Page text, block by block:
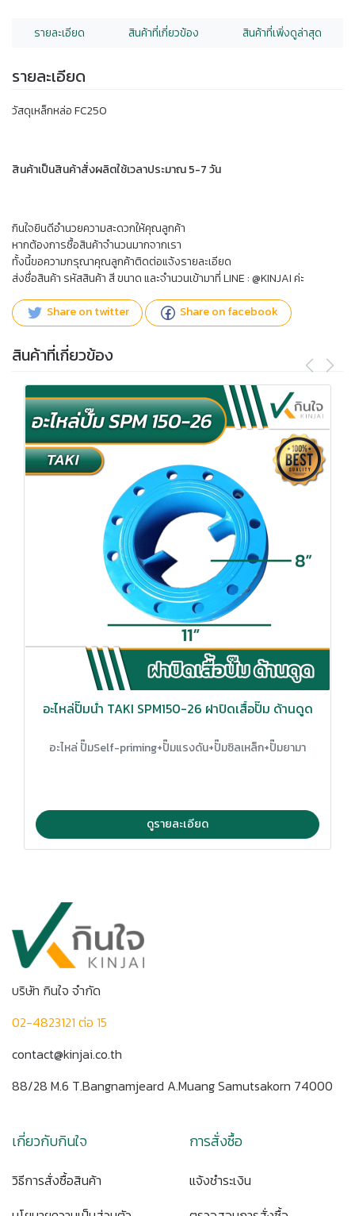
รายละเอียด สินค้าที่เกี่ยวข้อง สินค้าที่เพิ่งดูล่าสุด
รายละเอียด
วัสดุเหล็กหล่อ FC250
สินค้าเป็นสินค้าสั่งผลิตใช้เวลาประมาณ 5-7 วัน
กินใจยินดีอำนวยความสะดวกให้คุณลูกค้า
หากต้องการซื้อสินค้าจำนวนมากจากเรา
ทั้งนี้ขอความกรุณาคุณลูกค้าติดต่อแจ้งรายละเอียด
ส่งชื่อสินค้า รหัสสินค้า สี ขนาด และจำนวนเข้ามาที่ LINE : @KINJAI ค่ะ
Share on twitter Share on facebook
สินค้าที่เกี่ยวข้อง
อะไหล่ปั๊มน้ำ TAKI SPM150-26 ฝาปิดเสื้อปั๊ม ด้านดูด
อะไหล่ ปั๊มSelf-priming+ปั๊มแรงดัน+ปั๊มซิลเหล็ก+ปั๊มยามา
ดูรายละเอียด
บริษัท กินใจ จำกัด
02-4823121 ต่อ 15
contact@kinjai.co.th
88/28 M.6 T.Bangnamjeard A.Muang Samutsakorn 74000
เกี่ยวกับกินใจ
วิธีการสั่งซื้อสินค้า
การสั่งซื้อ
แจ้งชำระเงิน